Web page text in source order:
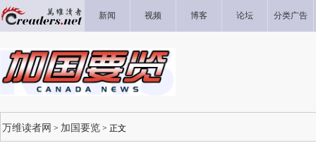
新闻 视频 博客 论坛 分类广告
万维读者网 > 加国要览 > 正文